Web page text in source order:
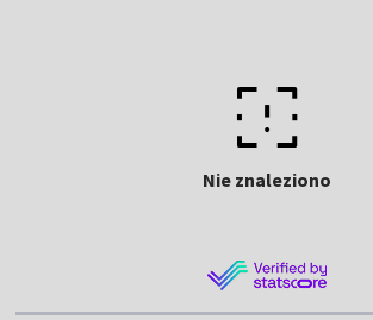
Nie znaleziono